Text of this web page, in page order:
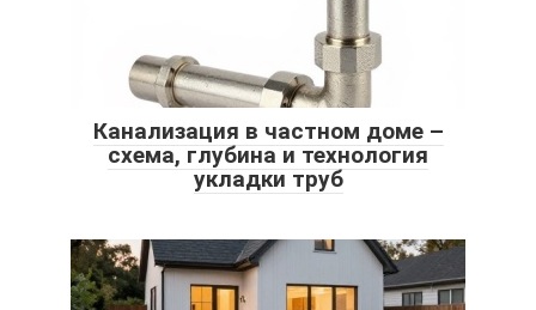
Канализация в частном доме –
схема, глубина и технология
укладки труб